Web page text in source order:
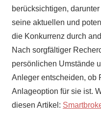
berücksichtigen,
seine aktuellen und
die Konkurrenz durch
Nach sorgfältiger
persönlichen Umstände
Anleger entscheiden, ob
Anlageoption für sie ist.
diesen Artikel: